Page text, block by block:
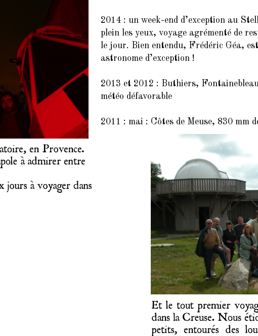
2014 : un week-end d’exception au
plein les yeux, voyage agrémenté de
le jour. Bien entendu, Frédéric Géa,
astronome d’exception !
2013 et 2012 : Buthiers,
météo défavorable
2011 : mai : Côtes de Meuse, 830 mm